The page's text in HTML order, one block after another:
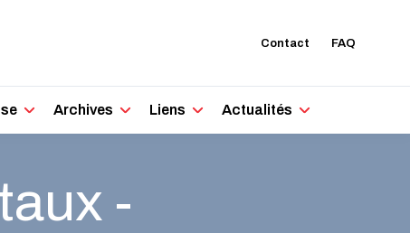
Contact FAQ
Archives Liens Actualités
-